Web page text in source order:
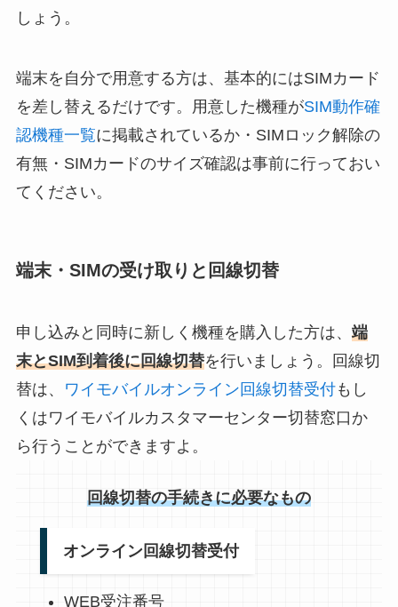
しょう。
端末を自分で用意する方は、基本的にはSIMカード
を差し替えるだけです。用意した機種がSIM動作確
認機種一覧に掲載されているか・SIMロック解除の
有無・SIMカードのサイズ確認は事前に行っておい
てください。
端末・SIMの受け取りと回線切替
申し込みと同時に新しく機種を購入した方は、 端
末とSIM到着後に回線切替を行いましょう。回線切
替は、
ワイモバイルオンライン回線切替受付もし
くはワイモバイルカスタマーセンター切替窓口か
ら行うことができますよ。
回線切替の手続きに必要なもの
オンライン回線切替受付
WEB受注番号